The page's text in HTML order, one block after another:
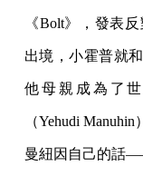
《Bolt》，發表
出境，小霍普就
他母親成為了
（Yehudi
曼紐因自己的話